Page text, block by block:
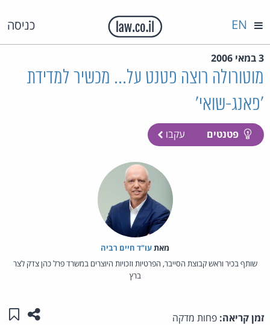
כניסה EN
3 במאי 2006
מוטורולה רוצה פטנט על... מכשיר למדידת
'פאנג-שואי'
פטנטים עקבו
מאת‏עו"ד חיים רביה
שותף בכיר וראש קבוצת הסייבר, הפרטיות וזכויות היוצרים במשרד פרל כהן צדק לצר
ברץ
זמן קריאה: פחות מדקה שתפו